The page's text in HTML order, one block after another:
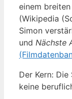
einem
(Wikipedia
Simon
und Nächste
Der Kern:
keine